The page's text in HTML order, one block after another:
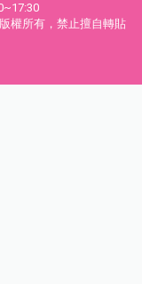
權所有，禁止擅自轉貼